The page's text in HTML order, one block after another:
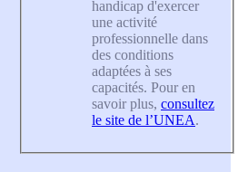
handicap d'exercer
une activité
professionnelle dans
des conditions
adaptées à ses
capacités. Pour en
savoir plus, consultez
le site de l’UNEA.